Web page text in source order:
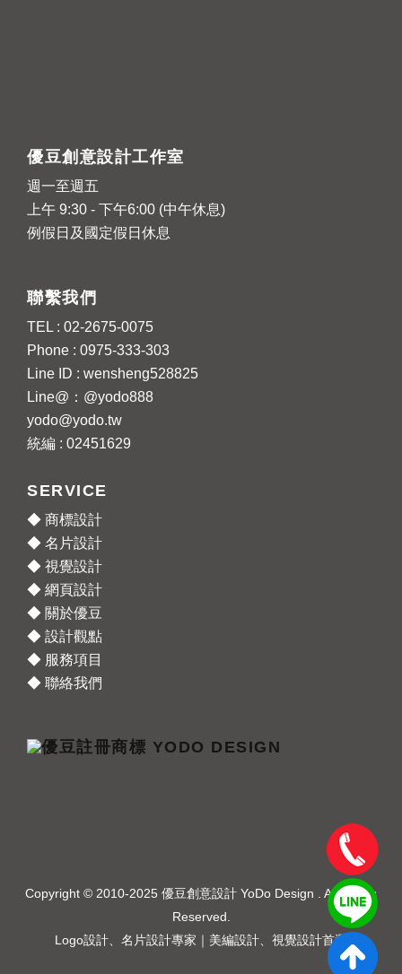
優豆創意設計工作室
週一至週五
上午 9:30 - 下午6:00 (中午休息)
例假日及國定假日休息
聯繫我們
TEL : 02-2675-0075
Phone : 0975-333-303
Line ID : wensheng528825
Line@：@yodo888
yodo@yodo.tw
統編 : 02451629
SERVICE
◆ 商標設計
◆ 名片設計
◆ 視覺設計
◆ 網頁設計
◆ 關於優豆
◆ 設計觀點
◆ 服務項目
◆ 聯絡我們
Copyright © 2010-2025 優豆創意設計 YoDo Design . All Rights
Reserved.
Logo設計、名片設計專家｜美編設計、視覺設計首選